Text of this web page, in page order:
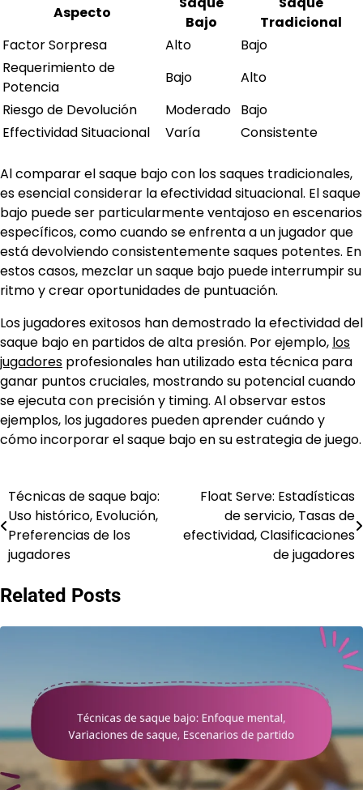
Aspecto
Bajo
Tradicional
Factor Sorpresa
Alto
Bajo
Requerimiento de
Potencia
Bajo
Alto
Riesgo de Devolución
Moderado Bajo
Effectividad Situacional
Varía Consistente
Al comparar el saque bajo con los saques tradicionales,
es esencial considerar la efectividad situacional. El saque
bajo puede ser particularmente ventajoso en escenarios
específicos, como cuando se enfrenta a un jugador que
está devolviendo consistentemente saques potentes. En
estos casos, mezclar un saque bajo puede interrumpir su
ritmo y crear oportunidades de puntuación.
Los jugadores exitosos han demostrado la efectividad del
saque bajo en partidos de alta presión. Por ejemplo, los
jugadores profesionales han utilizado esta técnica para
ganar puntos cruciales, mostrando su potencial cuando
se ejecuta con precisión y timing. Al observar estos
ejemplos, los jugadores pueden aprender cuándo y
cómo incorporar el saque bajo en su estrategia de juego.
Post
navigation
Técnicas de saque bajo:
Uso histórico, Evolución,
Preferencias de los
jugadores
Float Serve: Estadísticas
de servicio, Tasas de
efectividad, Clasificaciones
de jugadores
Related Posts